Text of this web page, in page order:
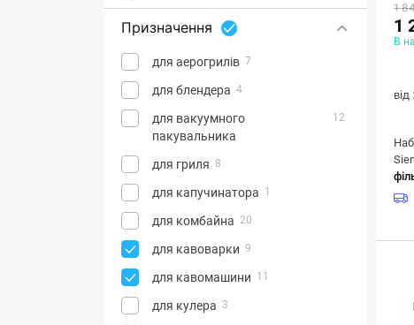
Призначення
для аерогрилів 7
для блендера 4
для вакуумного
пакувальника
12
для гриля 8
для капучинатора 1
для комбайна 20
для кавоварки 9
для кавомашини 11
для кулера 3
1
1
В
від